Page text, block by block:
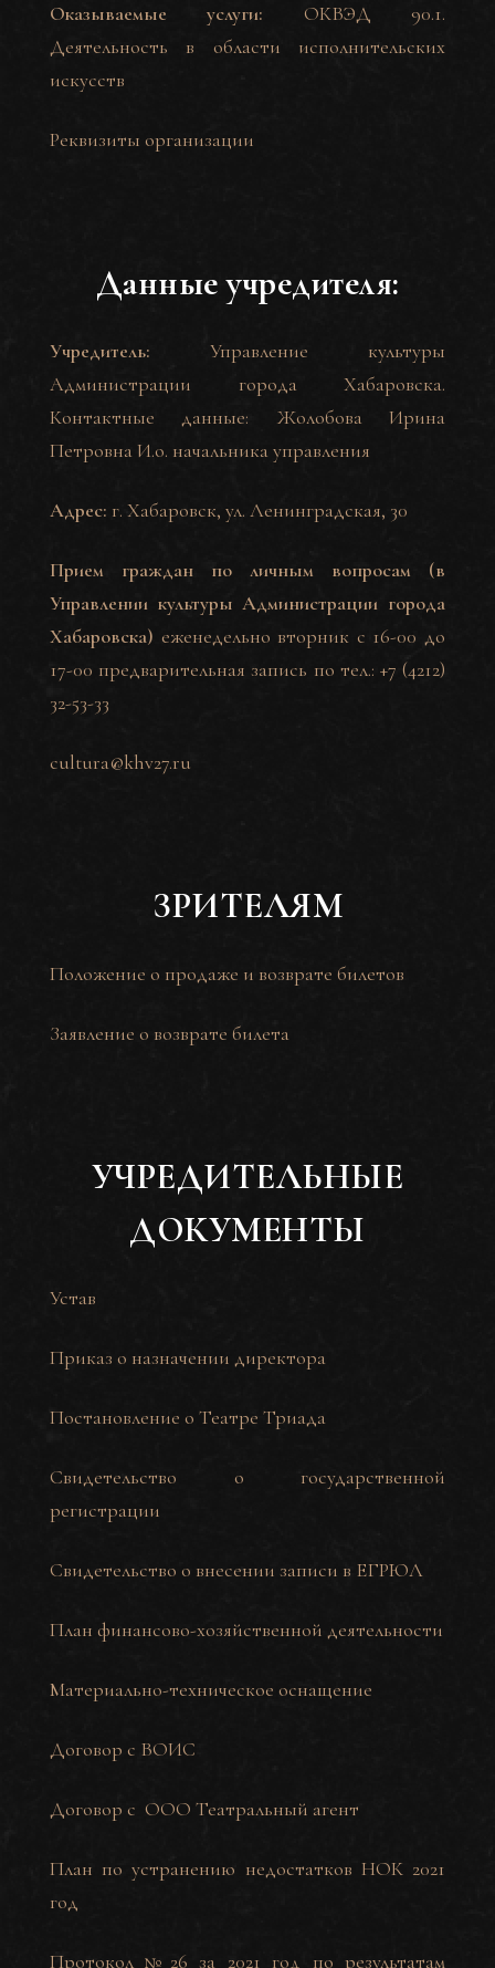
Оказываемые услуги: ОКВЭД 90.1.
Деятельность в области исполнительских
искусств
Реквизиты организации
Данные учредителя:
Учредитель: Управление культуры
Администрации города Хабаровска.
Контактные данные: Жолобова Ирина
Петровна И.о. начальника управления
Адрес: г. Хабаровск, ул. Ленинградская, 30
Прием граждан по личным вопросам (в
Управлении культуры Администрации города
Хабаровска) еженедельно вторник с 16-00 до
17-00 предварительная запись по тел.: +7 (4212)
32-53-33
cultura@khv27.ru
ЗРИТЕЛЯМ
Положение о продаже и возврате билетов
Заявление о возврате билета
УЧРЕДИТЕЛЬНЫЕ
ДОКУМЕНТЫ
Устав
Приказ о назначении директора
Постановление о Театре Триада
Свидетельство о государственной
регистрации
Свидетельство о внесении записи в ЕГРЮЛ
План финансово-хозяйственной деятельности
Материально-техническое оснащение
Договор с ВОИС
Договор с ООО Театральный агент
План по устранению недостатков НОК 2021
год
Протокол №26 за 2021 год по результатам